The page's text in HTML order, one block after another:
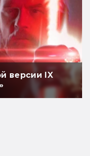
версии IX